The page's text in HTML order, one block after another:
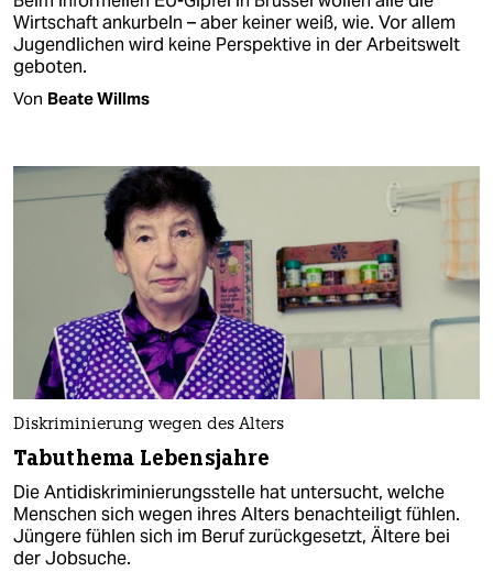
Wirtschaft ankurbeln – aber keiner weiß, wie. Vor allem
Jugendlichen wird keine Perspektive in der Arbeitswelt
geboten.
Von Beate Willms
Diskriminierung wegen des Alters
Tabuthema Lebensjahre
Die Antidiskriminierungsstelle hat untersucht, welche
Menschen sich wegen ihres Alters benachteiligt fühlen.
Jüngere fühlen sich im Beruf zurückgesetzt, Ältere bei
der Jobsuche.